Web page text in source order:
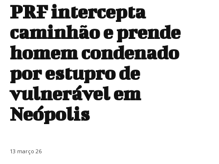
PRF intercepta
caminhão e prende
homem condenado
por estupro de
vulnerável em
Neópolis
13 março 26